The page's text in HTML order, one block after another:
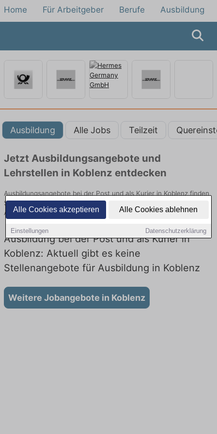
Alle Cookies akzeptieren Alle Cookies ablehnen
Einstellungen Datenschutzerklärung
Home Für Arbeitgeber Berufe Ausbildung
Ausbildung Alle Jobs Teilzeit
Jetzt Ausbildungsangebote und
Lehrstellen in Koblenz entdecken
Ausbildungsangebote bei der Post und als Kurier in Koblenz finden
Sie von namhaften Firmen. Entdecken Sie freie Optionen von Top-
Arbeitgebern und bewerben Sie sich noch heute.
Ausbildung bei der Post und als Kurier in
Koblenz: Aktuell gibt es keine
Stellenangebote für Ausbildung in Koblenz
Weitere Jobangebote in Koblenz